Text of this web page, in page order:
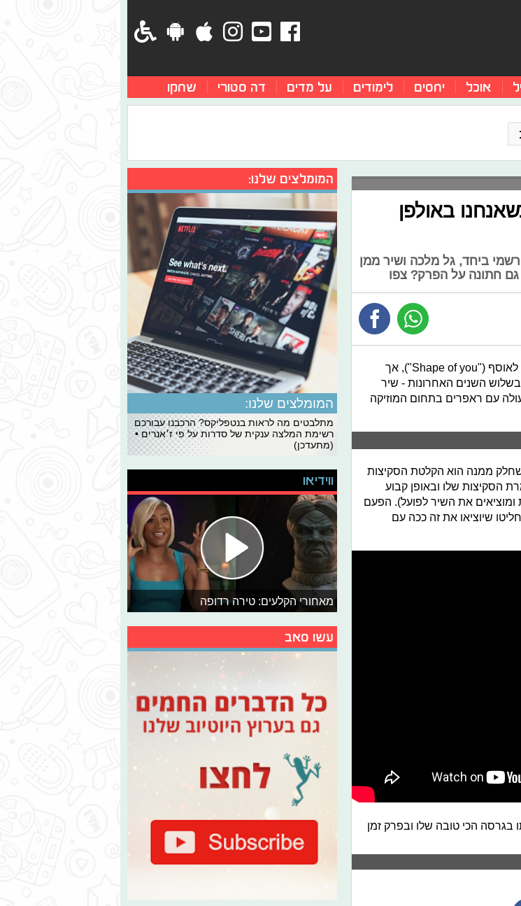
אוכל יחסים לימודים על מדים דה סטורי שחקו
באולפן
רשמי ביחד, גל מלכה ושיר ממן
גם חתונה על הפרק? צפו
המפיק המוזיקלי והדי.ג'יי גל מלכה שיחרר לאחרונה עוד רמיקס לאוסף ("Shape of you"), אך
בשלוש השנים האחרונות - שיר
עם ראפרים בתחום המוזיקה
שחלק ממנה הוא הקלטת הסקיצות
הסקיצות שלו ובאופן קבוע
את השיר לפועל). הפעם
שיוציאו את זה ככה עם
בגרסה הכי טובה שלו ובפרק זמן
המומלצים שלנו:
המומלצים שלנו:
מתלבטים מה לראות בנטפליקס? הרכבנו עבורכם
רשימת המלצה ענקית של סדרות על פי ז׳אנרים •
(מתעדכן)
ווידיאו
מאחורי הקלעים: טירה רדופה
עשו סאב